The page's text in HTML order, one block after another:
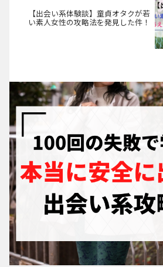
【出会い系体験談】童貞オタクが若
い素人女性の攻略法を発見した件！